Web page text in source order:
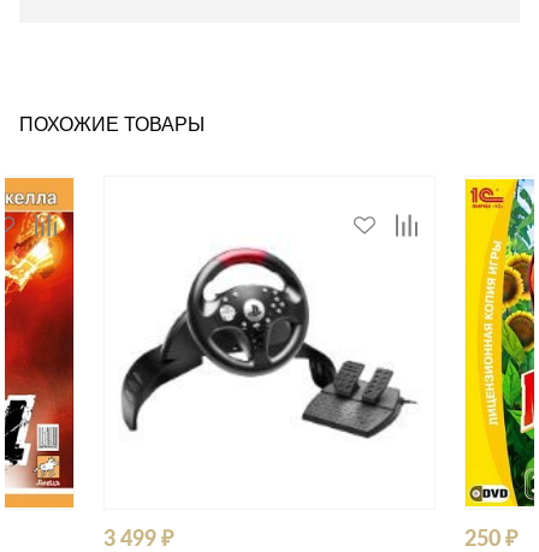
ПОХОЖИЕ ТОВАРЫ
3 499 ₽ 250 ₽